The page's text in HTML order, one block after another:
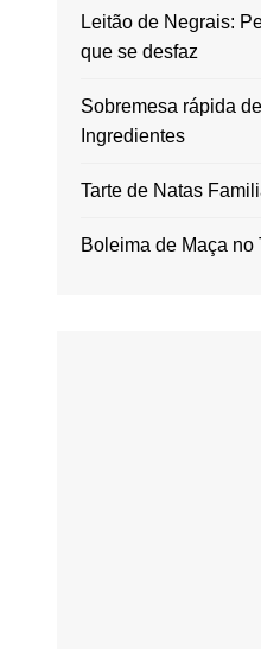
Leitão de Negrais:
que se desfaz
Sobremesa rápida
Ingredientes
Tarte de Natas
Boleima de Maça no